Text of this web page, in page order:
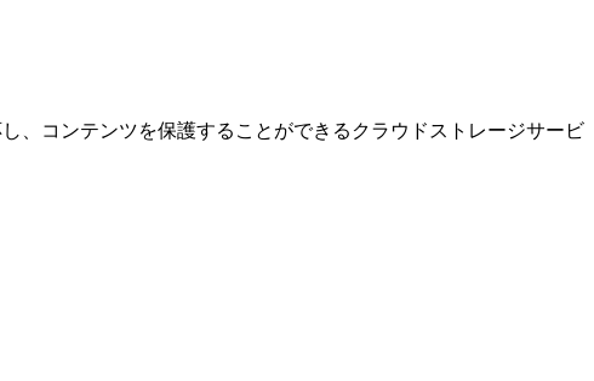
、コンテンツを保護することができるクラウドストレージサービ